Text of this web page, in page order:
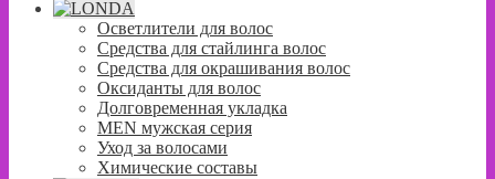
Осветлители для волос
Средства для стайлинга волос
Средства для окрашивания волос
Оксиданты для волос
Долговременная укладка
MEN мужская серия
Уход за волосами
Химические составы